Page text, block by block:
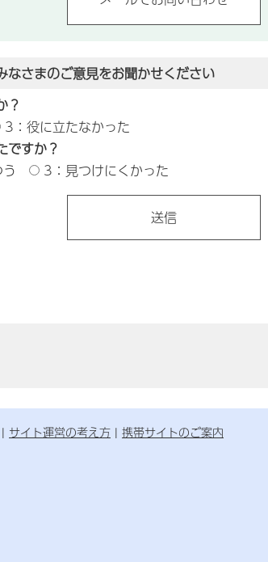
なさまのご意見をお聞かせください
？
3：役に立たなかった
ですか？
3：見つけにくかった
サイト運営の考え方 携帯サイトのご案内